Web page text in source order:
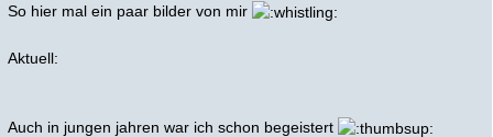
So hier mal ein paar bilder von mir
Aktuell:
Auch in jungen jahren war ich schon begeistert